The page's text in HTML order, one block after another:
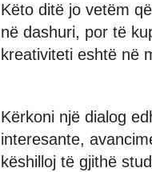
Këto ditë jo vetëm
në dashuri, por të
kreativiteti eshtë në
Kërkoni një dialog
interesante,
këshilloj të gjithë